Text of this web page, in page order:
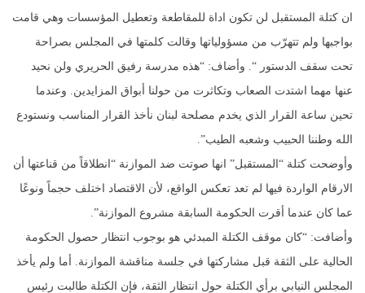
ان كتلة المستقبل لن تكون اداة للمقاطعة وتعطيل المؤسسات وهي قامت
بواجبها ولم تتهرّب من مسؤولياتها وقالت كلمتها في المجلس بصراحة
تحت سقف الدستور “. وأضاف: “هذه مدرسة رفيق الحريري ولن نحيد
عنها مهما اشتدت الصعاب وتكاثرت من حولنا أبواق المزايدين. وعندما
تحين ساعة القرار الذي يخدم مصلحة لبنان نأخذ القرار المناسب ونستودع
الله وطننا الحبيب وشعبه الطيب”.
وأوضحت كتلة “المستقبل” انها صوتت ضد الموازنة “انطلاقاً من قناعتها أن
الارقام الواردة فيها لم تعد تعكس الواقع، لأن الاقتصاد اختلف حجماً ونوعًا
عما كان عندما أقرت الحكومة السابقة مشروع الموازنة”.
وأضافت: “كان موقف الكتلة المبدئي هو بوجوب انتظار حصول الحكومة
الحالية على الثقة قبل مشاركتها في جلسة مناقشة الموازنة. أما ولم يأخذ
المجلس النيابي برأي الكتلة حول انتظار الثقة، فإن الكتلة طالبت رئيس